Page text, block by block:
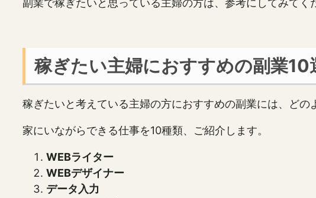
副業で稼ぎたいと思っている主婦の方は、参考にしてみてく
稼ぎたい主婦におすすめの副業10
稼ぎたいと考えている主婦の方におすすめの副業には、どの
家にいながらできる仕事を10種類、ご紹介します。
WEBライター
WEBデザイナー
データ入力